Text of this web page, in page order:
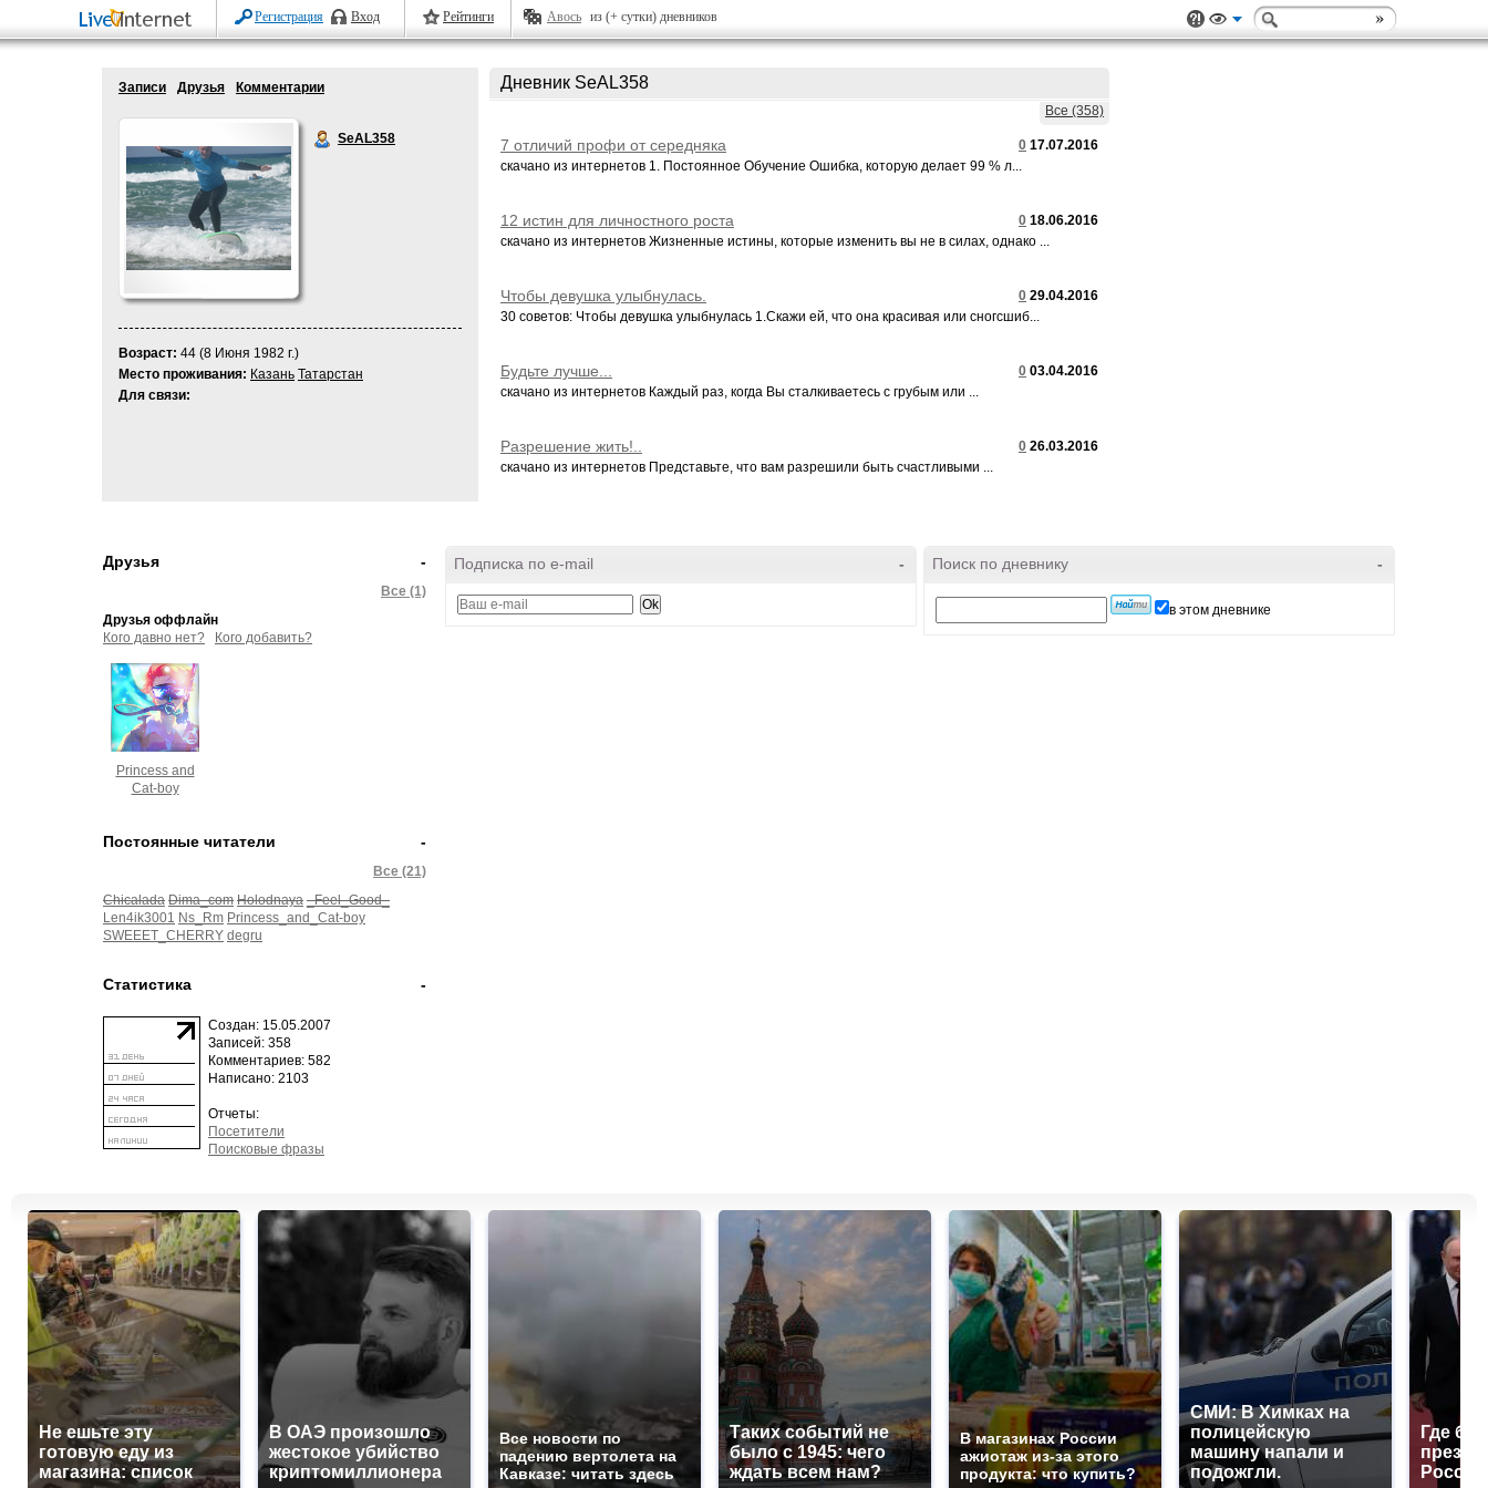
Регистрация Вход Рейтинги Авось из (+ сутки) дневников
Записи Друзья Комментарии
SeAL358
Возраст: 44 (8 Июня 1982 г.)
Место проживания: Казань Татарстан
Для связи:
Дневник SeAL358
Все (358)
0 17.07.2016
7 отличий профи от середняка
скачано из интернетов 1. Постоянное Обучение Ошибка, которую делает 99 % л...
0 18.06.2016
12 истин для личностного роста
скачано из интернетов Жизненные истины, которые изменить вы не в силах, однако ...
0 29.04.2016
Чтобы девушка улыбнулась.
30 советов: Чтобы девушка улыбнулась 1.Скажи ей, что она красивая или сногсшиб...
0 03.04.2016
Будьте лучше...
скачано из интернетов Каждый раз, когда Вы сталкиваетесь с грубым или ...
0 26.03.2016
Разрешение жить!..
скачано из интернетов Представьте, что вам разрешили быть счастливыми ...
-
Друзья
Все (1)
Друзья оффлайн
Кого давно нет?
Кого добавить?
Princess and
Cat-boy
-
Постоянные читатели
Все (21)
Chicalada Dima_com Holodnaya _Feel_Good_
Len4ik3001 Ns_Rm Princess_and_Cat-boy
SWEEET_CHERRY degru
-
Статистика
Создан: 15.05.2007
Записей: 358
Комментариев: 582
Написано: 2103
Отчеты:
Посетители
Поисковые фразы
-
Подписка по e-mail -
Поиск по дневнику
в этом дневнике
Не ешьте эту
готовую еду из
магазина: список
В ОАЭ произошло
жестокое убийство
криптомиллионера
Все новости по
падению вертолета на
Кавказе: читать здесь
Таких событий не
было с 1945: чего
ждать всем нам?
В магазинах России
ажиотаж из-за этого
продукта: что купить?
СМИ: В Химках на
полицейскую
машину напали и
подожгли.
Где